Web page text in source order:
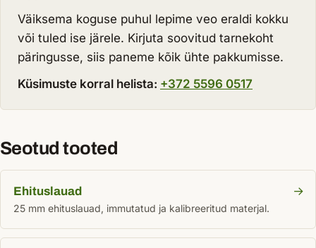
Väiksema koguse puhul lepime veo eraldi kokku
või tuled ise järele. Kirjuta soovitud tarnekoht
päringusse, siis paneme kõik ühte pakkumisse.
Küsimuste korral helista: +372 5596 0517
Seotud tooted
Ehituslauad
25 mm ehituslauad, immutatud ja kalibreeritud materjal.
→